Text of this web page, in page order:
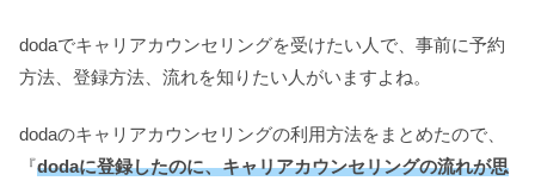
dodaでキャリアカウンセリングを受けたい人で、事前に予約
方法、登録方法、流れを知りたい人がいますよね。
dodaのキャリアカウンセリングの利用方法をまとめたので、
『dodaに登録したのに、キャリアカウンセリングの流れが思